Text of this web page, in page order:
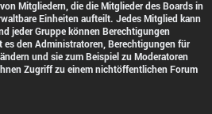
Mitgliedern, die die Mitglieder des Boards in
Einheiten aufteilt. Jedes Mitglied kann
jeder Gruppe können Berechtigungen
es den Administratoren, Berechtigungen für
und sie zum Beispiel zu Moderatoren
Zugriff zu einem nichtöffentlichen Forum